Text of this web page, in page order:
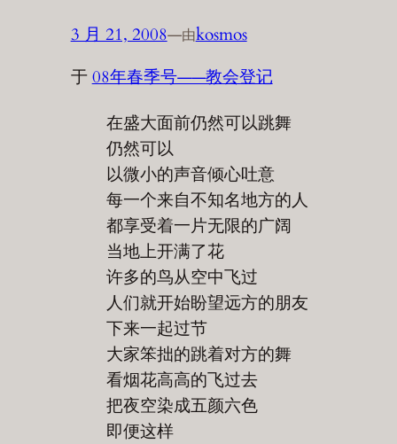
3 月 21, 2008—由kosmos
于08年春季号——教会登记
在盛大面前仍然可以跳舞
仍然可以
以微小的声音倾心吐意
每一个来自不知名地方的人
都享受着一片无限的广阔
当地上开满了花
许多的鸟从空中飞过
人们就开始盼望远方的朋友
下来一起过节
大家笨拙的跳着对方的舞
看烟花高高的飞过去
把夜空染成五颜六色
即便这样